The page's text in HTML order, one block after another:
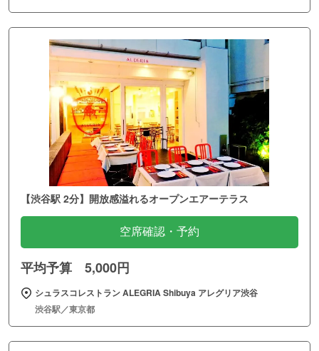
【渋谷駅 2分】開放感溢れるオープンエアーテラス
空席確認・予約
平均予算 5,000円
シュラスコレストラン ALEGRIA Shibuya アレグリア渋谷
渋谷駅／東京都